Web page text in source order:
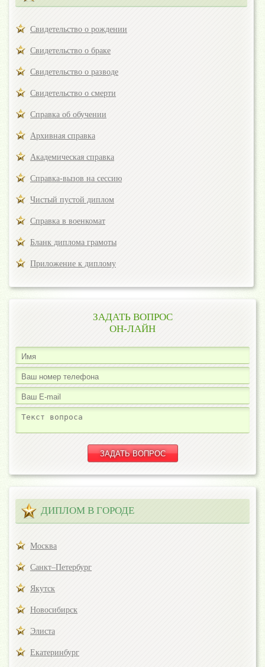
Свидетельство о рождении
Свидетельство о браке
Свидетельство о разводе
Свидетельство о смерти
Справка об обучении
Архивная справка
Академическая справка
Справка-вызов на сессию
Чистый пустой диплом
Справка в военкомат
Бланк диплома грамоты
Приложение к диплому
ЗАДАТЬ ВОПРОС
ОН-ЛАЙН
ДИПЛОМ В ГОРОДЕ
Москва
Санкт–Петербург
Якутск
Новосибирск
Элиста
Екатеринбург